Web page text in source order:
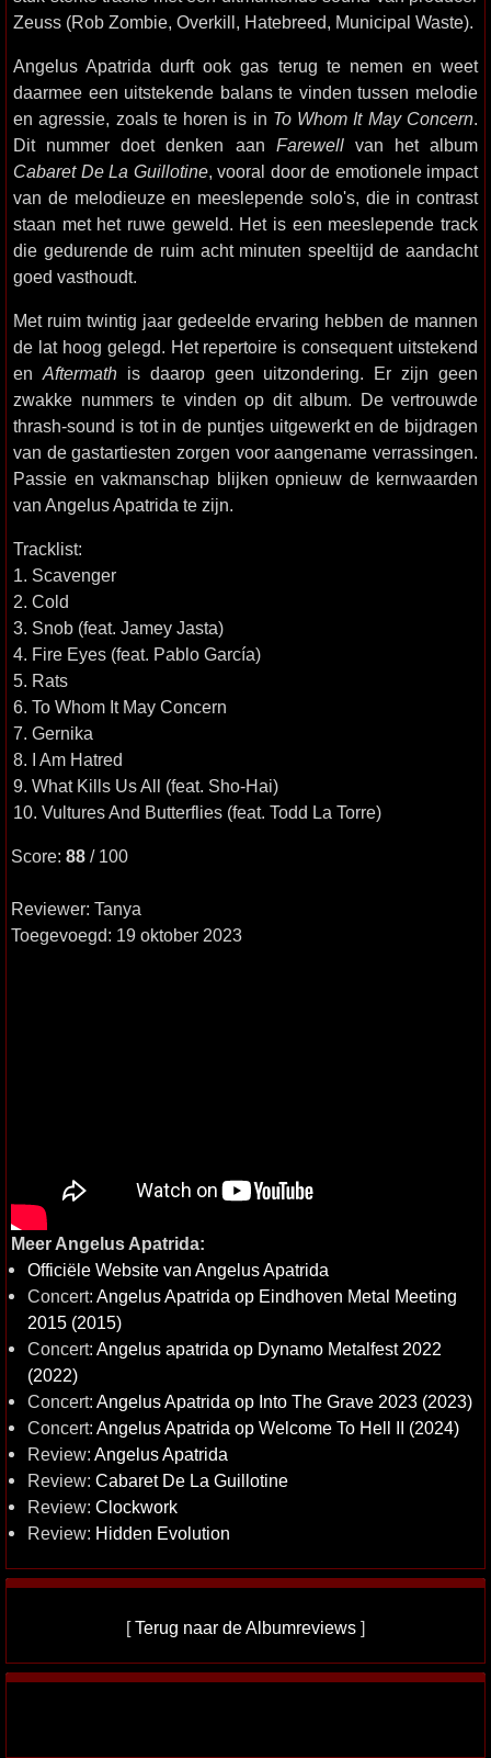
Zeuss (Rob Zombie, Overkill, Hatebreed, Municipal Waste).
Angelus Apatrida durft ook gas terug te nemen en weet
daarmee een uitstekende balans te vinden tussen melodie
en agressie, zoals te horen is in To Whom It May Concern.
Dit nummer doet denken aan Farewellvan het album
Cabaret De La Guillotine, vooral door de emotionele impact
van de melodieuze en meeslepende solo's, die in contrast
staan met het ruwe geweld. Het is een meeslepende track
die gedurende de ruim acht minuten speeltijd de aandacht
goed vasthoudt.
Met ruim twintig jaar gedeelde ervaring hebben de mannen
de lat hoog gelegd. Het repertoire is consequent uitstekend
en Aftermathis daarop geen uitzondering. Er zijn geen
zwakke nummers te vinden op dit album. De vertrouwde
thrash-sound is tot in de puntjes uitgewerkt en de bijdragen
van de gastartiesten zorgen voor aangename verrassingen.
Passie en vakmanschap blijken opnieuw de kernwaarden
van Angelus Apatrida te zijn.
Tracklist:
1. Scavenger
2. Cold
3. Snob (feat. Jamey Jasta)
4. Fire Eyes (feat. Pablo García)
5. Rats
6. To Whom It May Concern
7. Gernika
8. I Am Hatred
9. What Kills Us All (feat. Sho-Hai)
10. Vultures And Butterflies (feat. Todd La Torre)
Score: 88 / 100
Reviewer: Tanya
Toegevoegd: 19 oktober 2023
Meer Angelus Apatrida:
Officiële Website van Angelus Apatrida
Concert: Angelus Apatrida op Eindhoven Metal Meeting
2015 (2015)
Concert: Angelus apatrida op Dynamo Metalfest 2022
(2022)
Concert: Angelus Apatrida op Into The Grave 2023 (2023)
Concert: Angelus Apatrida op Welcome To Hell II (2024)
Review: Angelus Apatrida
Review: Cabaret De La Guillotine
Review: Clockwork
Review: Hidden Evolution
[Terug naar de Albumreviews ]